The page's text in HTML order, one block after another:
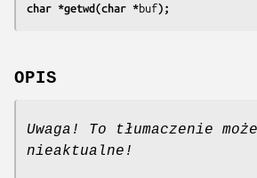
char *getwd(char *buf);
OPIS
Uwaga! To tłumaczenie
nieaktualne!